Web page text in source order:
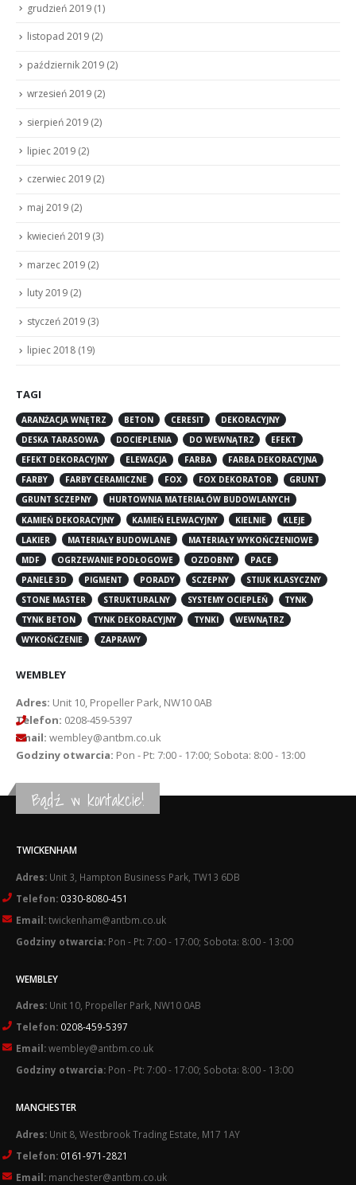
grudzień 2019 (1)
listopad 2019 (2)
październik 2019 (2)
wrzesień 2019 (2)
sierpień 2019 (2)
lipiec 2019 (2)
czerwiec 2019 (2)
maj 2019 (2)
kwiecień 2019 (3)
marzec 2019 (2)
luty 2019 (2)
styczeń 2019 (3)
lipiec 2018 (19)
TAGI
ARANŻACJA WNĘTRZ BETON CERESIT
DEKORACYJNY
DESKA TARASOWA
DOCIEPLENIA DO WEWNĄTRZ
EFEKT
EFEKT DEKORACYJNY
ELEWACJA FARBA
FARBA DEKORACYJNA
FARBY
FARBY CERAMICZNE FOX FOX DEKORATOR
GRUNT
GRUNT SCZEPNY
HURTOWNIA MATERIAŁÓW BUDOWLANYCH
KAMIEŃ DEKORACYJNY
KAMIEŃ ELEWACYJNY KIELNIE
KLEJE
LAKIER
MATERIAŁY BUDOWLANE
MATERIAŁY WYKOŃCZENIOWE
MDF
OGRZEWANIE PODŁOGOWE OZDOBNY
PACE
PANELE 3D
PIGMENT PORADY SCZEPNY
STIUK KLASYCZNY
STONE MASTER
STRUKTURALNY SYSTEMY OCIEPLEŃ
TYNK
TYNK BETON
TYNK DEKORACYJNY TYNKI
WEWNĄTRZ
WYKOŃCZENIE
ZAPRAWY
WEMBLEY
Adres: Unit 10, Propeller Park, NW10 0AB
Telefon: 0208-459-5397
Email: wembley@antbm.co.uk
Godziny otwarcia: Pon - Pt: 7:00 - 17:00; Sobota: 8:00 - 13:00
Bądź w kontakcie!
TWICKENHAM
Adres: Unit 3, Hampton Business Park, TW13 6DB
Telefon: 0330-8080-451
Email:twickenham@antbm.co.uk
Godziny otwarcia: Pon - Pt: 7:00 - 17:00; Sobota: 8:00 - 13:00
WEMBLEY
Adres: Unit 10, Propeller Park, NW10 0AB
Telefon: 0208-459-5397
Email:wembley@antbm.co.uk
Godziny otwarcia: Pon - Pt: 7:00 - 17:00; Sobota: 8:00 - 13:00
MANCHESTER
Adres: Unit 8, Westbrook Trading Estate, M17 1AY
Telefon: 0161-971-2821
Email: manchester@antbm.co.uk